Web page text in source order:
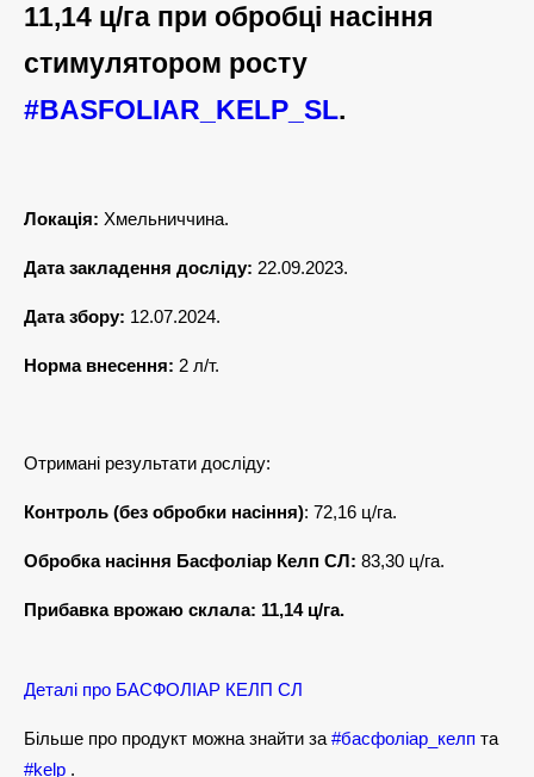
11,14 ц/га при обробці насіння
стимулятором росту
#BASFOLIAR_KELP_SL.
Локація: Хмельниччина.
Дата закладення досліду: 22.09.2023.
Дата збору: 12.07.2024.
Норма внесення: 2 л/т.
Отримані результати досліду:
Контроль (без обробки насіння): 72,16 ц/га.
Обробка насіння Басфоліар Келп СЛ: 83,30 ц/га.
Прибавка врожаю склала: 11,14 ц/га.
Деталі про БАСФОЛІАР КЕЛП СЛ
Більше про продукт можна знайти за #басфоліар_келп та
#kelp .